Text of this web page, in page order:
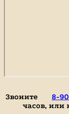
Звоните 8-
часов,